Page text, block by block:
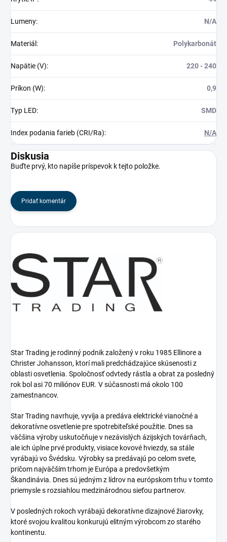
Lumeny: N/A
Materiál : Polykarbonát
Napätie (V): 220 - 240
Príkon (W): 0,9
Typ LED: SMD
Index podania farieb (CRI/Ra): N/A
Diskusia
Buďte prvý, kto napíše príspevok k tejto položke.
Pridať komentár
Star Trading je rodinný podnik založený v roku 1985 Ellinore a
Christer Johansson, ktorí mali predchádzajúce skúsenosti z
oblasti osvetlenia. Spoločnosť odvtedy rástla a obrat za posledný
rok bol asi 70 miliónov EUR. V súčasnosti má okolo 100
zamestnancov.
Star Trading navrhuje, vyvíja a predáva elektrické vianočné a
dekoratívne osvetlenie pre spotrebiteľské použitie. Dnes sa
väčšina výroby uskutočňuje v nezávislých ázijských továrňach,
ale ich úplne prvé produkty, visiace kovové hviezdy, sa stále
vyrábajú vo Švédsku. Výrobky sa predávajú po celom svete,
pričom najväčším trhom je Európa a predovšetkým
Škandinávia. Dnes sú jedným z lídrov na európskom trhu v tomto
priemysle s rozsiahlou medzinárodnou sieťou partnerov.
V posledných rokoch vyrábajú dekoratívne dizajnové žiarovky,
ktoré svojou kvalitou konkurujú elitným výrobcom zo starého
kontinentu.